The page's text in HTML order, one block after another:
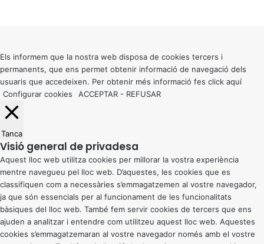
button
Els informem que la nostra web disposa de cookies tercers i
permanents, que ens permet obtenir informació de navegació dels
usuaris que accedeixen. Per obtenir més informació fes click aquí
Configurar cookies
ACCEPTAR - REFUSAR
Tanca
Visió general de privadesa
Aquest lloc web utilitza cookies per millorar la vostra experiència
mentre navegueu pel lloc web. D’aquestes, les cookies que es
classifiquen com a necessàries s’emmagatzemen al vostre navegador,
ja que són essencials per al funcionament de les funcionalitats
bàsiques del lloc web. També fem servir cookies de tercers que ens
ajuden a analitzar i entendre com utilitzeu aquest lloc web. Aquestes
cookies s’emmagatzemaran al vostre navegador només amb el vostre